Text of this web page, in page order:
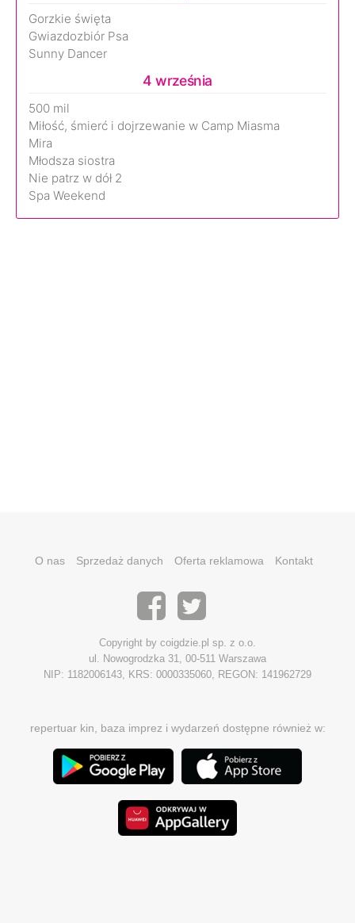
Gorzkie święta
Gwiazdozbiór Psa
Sunny Dancer
4 września
500 mil
Miłość, śmierć i dojrzewanie w Camp Miasma
Mira
Młodsza siostra
Nie patrz w dół 2
Spa Weekend
O nas Sprzedaż danych Oferta reklamowa Kontakt
Copyright by coigdzie.pl sp. z o.o.
ul. Nowogrodzka 31, 00-511 Warszawa
NIP: 1182006143, KRS: 0000335060, REGON: 141962729
repertuar kin, baza imprez i wydarzeń dostępne również w: